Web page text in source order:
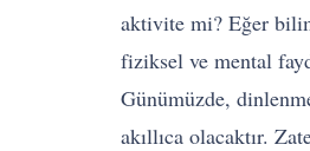
aktivite mi? Eğer
fiziksel ve mental
Günümüzde,
akıllıca olacaktır.